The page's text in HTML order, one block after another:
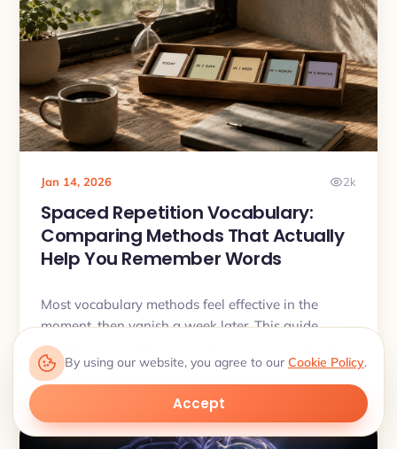
Jan 14, 2026 2k
Spaced Repetition Vocabulary:
Comparing Methods That Actually
Help You Remember Words
Most vocabulary methods feel effective in the
moment, then vanish a week later. This guide
compares the popular approaches and shows why
spaced repetition wins long-term.
By using our website, you agree to our Cookie Policy.
Accept